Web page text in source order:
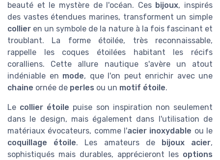
beauté et le mystère de l'océan. Ces bijoux, inspirés
des vastes étendues marines, transforment un simple
collier en un symbole de la nature à la fois fascinant et
troublant. La forme étoilée, très reconnaissable,
rappelle les coques étoilées habitant les récifs
coralliens. Cette allure nautique s'avère un atout
indéniable en mode, que l'on peut enrichir avec une
chaine ornée de perles ou un motif étoile.
Le collier étoile puise son inspiration non seulement
dans le design, mais également dans l'utilisation de
matériaux évocateurs, comme l'acier inoxydable ou le
coquillage étoile. Les amateurs de bijoux acier,
sophistiqués mais durables, apprécieront les options